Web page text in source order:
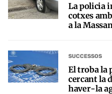
La policia
cotxes
a la
SUCCESSOS
El troba la
cercant la
haver-la